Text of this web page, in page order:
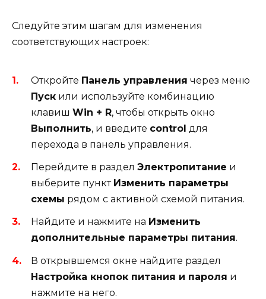
Следуйте этим шагам для изменения
соответствующих настроек:
Откройте Панель управления через меню
Пуск или используйте комбинацию
клавиш Win + R, чтобы открыть окно
Выполнить, и введите control для
перехода в панель управления.
Перейдите в раздел Электропитание и
выберите пункт Изменить параметры
схемы рядом с активной схемой питания.
Найдите и нажмите на Изменить
дополнительные параметры питания.
В открывшемся окне найдите раздел
Настройка кнопок питания и пароля и
нажмите на него.